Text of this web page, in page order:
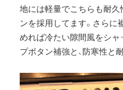
地には軽量でこちらも耐
ンを採用してます。さら
めれば冷たい隙間風をシャ
プボタン補強と、防寒性と